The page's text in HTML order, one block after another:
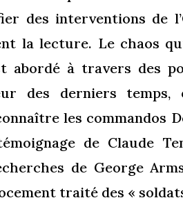
des interventions de
la lecture. Le chaos
abordé à travers des
des derniers
les commandos
de Claude
de George
traité des «